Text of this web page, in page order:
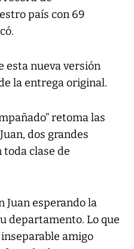
país con 69
esta nueva versión
la entrega original.
retoma las
dos grandes
toda clase de
Juan esperando la
departamento. Lo que
amigo